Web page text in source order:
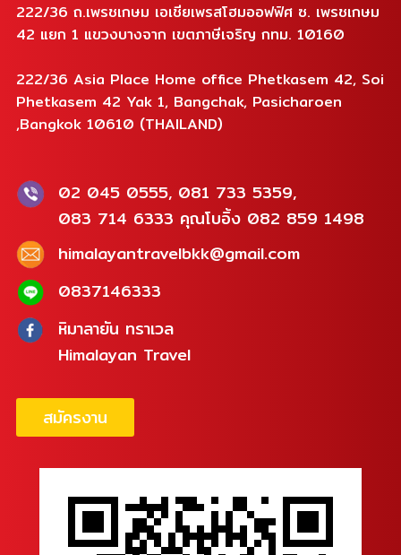
222/36 ถ.เพรชเกษม เอเชียเพรสโฮมออฟฟิศ ซ. เพรชเกษม
42 แยก 1 แขวงบางจาก เขตภาษีเจริญ กทม. 10160
222/36 Asia Place Home office Phetkasem 42, Soi
Phetkasem 42 Yak 1, Bangchak, Pasicharoen
,Bangkok 10610 (THAILAND)
02 045 0555, 081 733 5359,
083 714 6333 คุณโบอิ้ง 082 859 1498
himalayantravelbkk@gmail.com
0837146333
หิมาลายัน ทราเวล
Himalayan Travel
สมัครงาน